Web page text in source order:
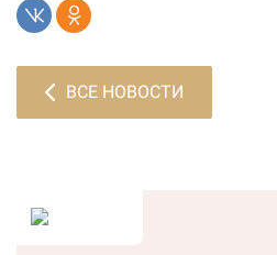
ВСЕ НОВОСТИ